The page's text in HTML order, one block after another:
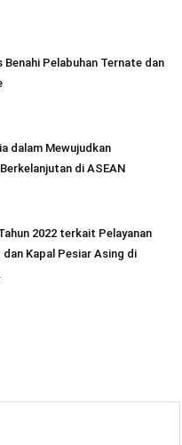
Benahi Pelabuhan Ternate dan
dalam Mewujudkan
di ASEAN
2022 terkait Pelayanan
Kapal Pesiar Asing di